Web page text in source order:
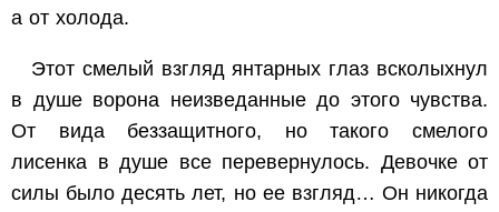
а от холода.
Этот смелый взгляд янтарных глаз всколыхнул
в душе ворона неизведанные до этого чувства.
От вида беззащитного, но такого смелого
лисенка в душе все перевернулось. Девочке от
силы было десять лет, но ее взгляд… Он никогда